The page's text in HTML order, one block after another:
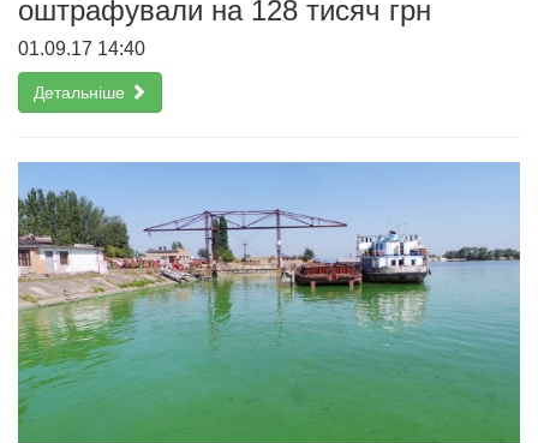
оштрафували на 128 тисяч грн
01.09.17 14:40
Детальніше